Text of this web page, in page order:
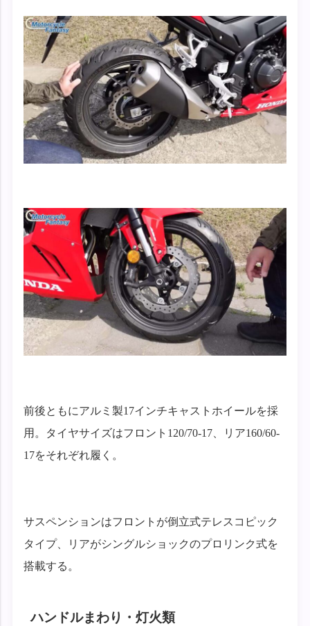
前後ともにアルミ製17インチキャストホイールを採
用。タイヤサイズはフロント120/70-17、リア160/60-
17をそれぞれ履く。
サスペンションはフロントが倒立式テレスコピック
タイプ、リアがシングルショックのプロリンク式を
搭載する。
ハンドルまわり・灯火類